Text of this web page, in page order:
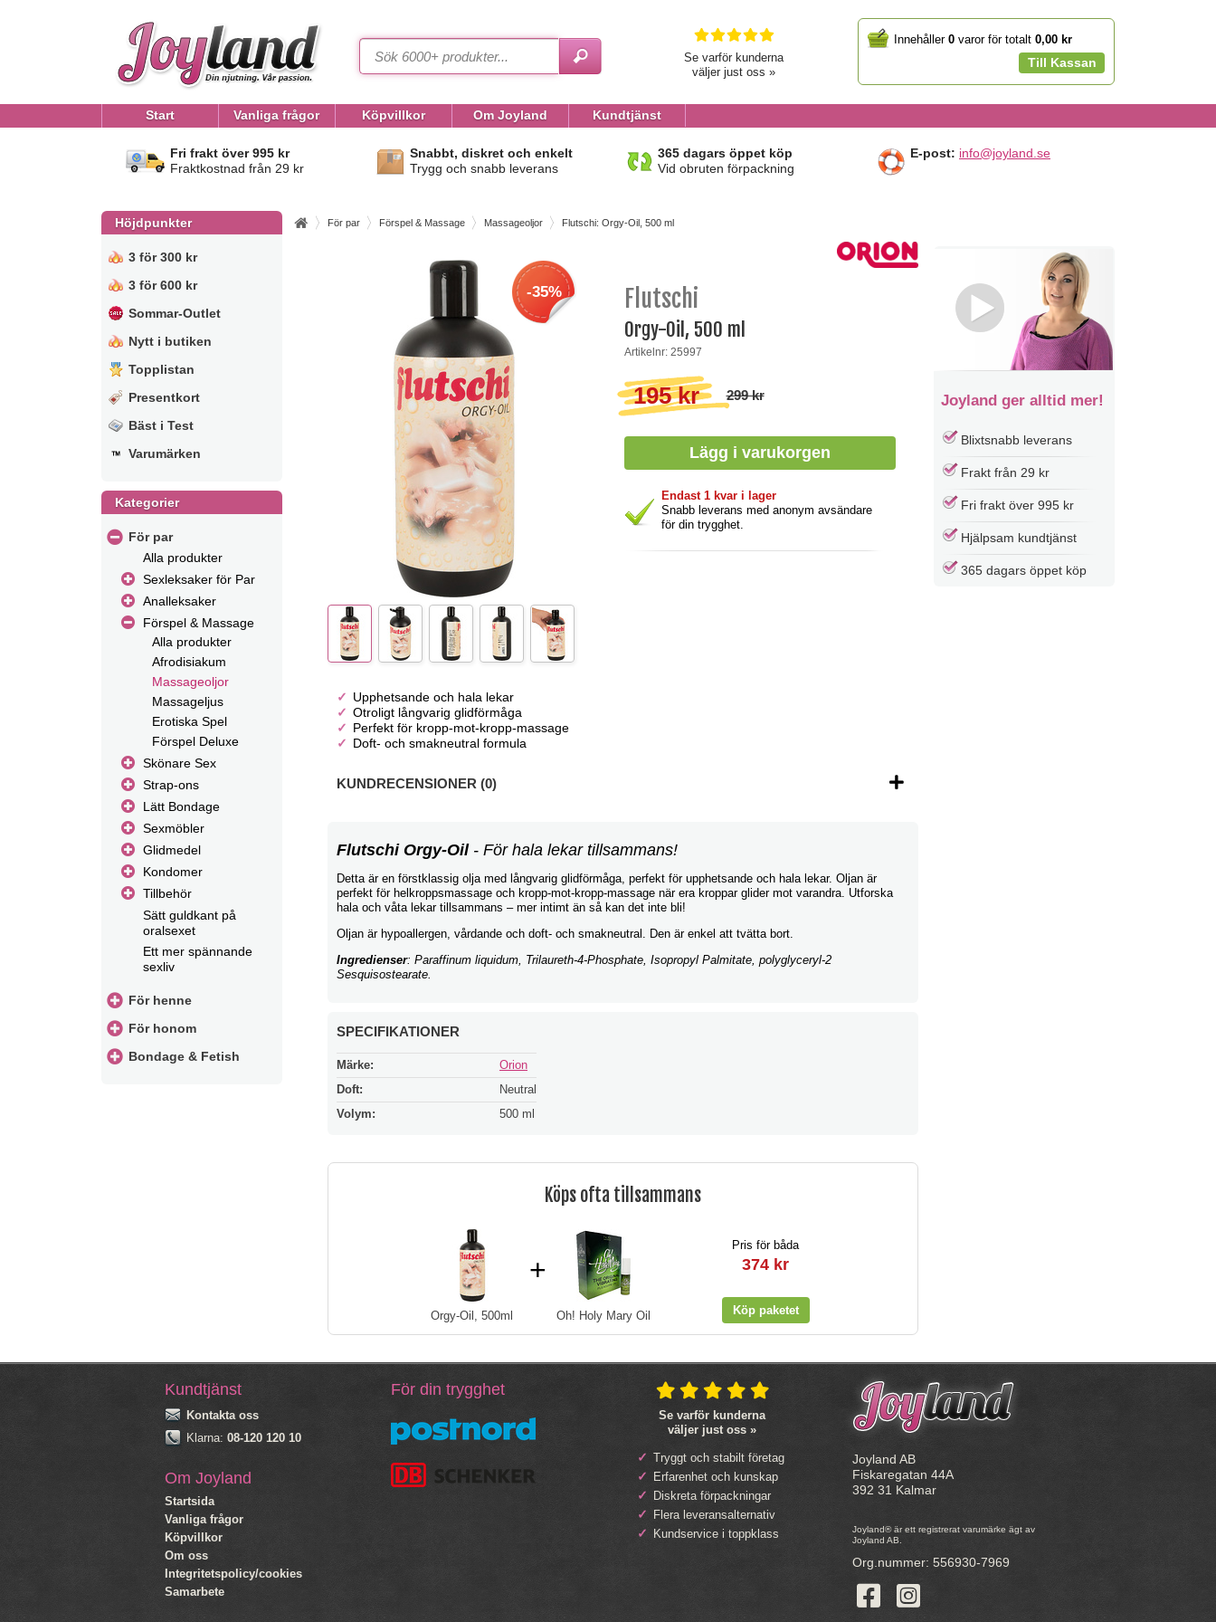
Se varför kunderna
väljer just oss »
YourInnehåller 0 varor för totalt 0,00 kr
Till Kassan
Start Vanliga frågor Köpvillkor Om Joyland Kundtjänst
Fri frakt över 995 kr
Fraktkostnad från 29 kr
Snabbt, diskret och enkelt
Trygg och snabb leverans
365 dagars öppet köp
Vid obruten förpackning
E-post: info@joyland.se
Höjdpunkter
3 för 300 kr
3 för 600 kr
Sommar-Outlet
Nytt i butiken
Topplistan
Presentkort
Bäst i Test
Varumärken
Kategorier
För par
Alla produkter
Sexleksaker för Par
Analleksaker
Förspel & Massage
Alla produkter
Afrodisiakum
Massageoljor
Massageljus
Erotiska Spel
Förspel Deluxe
Skönare Sex
Strap-ons
Lätt Bondage
Sexmöbler
Glidmedel
Kondomer
Tillbehör
Sätt guldkant på
oralsexet
Ett mer spännande
sexliv
För henne
För honom
Bondage & Fetish
För par Förspel & Massage Massageoljor Flutschi: Orgy-Oil, 500 ml
-35% Flutschi
Orgy-Oil, 500 ml
Artikelnr: 25997
195 kr 299 kr
Endast 1 kvar i lager
Snabb leverans med anonym avsändare
för din trygghet.
Upphetsande och hala lekar
Otroligt långvarig glidförmåga
Perfekt för kropp-mot-kropp-massage
Doft- och smakneutral formula
KUNDRECENSIONER (0)
Flutschi Orgy-Oil- För hala lekar tillsammans!
Detta är en förstklassig olja med långvarig glidförmåga, perfekt för upphetsande och hala lekar. Oljan är
perfekt för helkroppsmassage och kropp-mot-kropp-massage när era kroppar glider mot varandra. Utforska
hala och våta lekar tillsammans – mer intimt än så kan det inte bli!
Oljan är hypoallergen, vårdande och doft- och smakneutral. Den är enkel att tvätta bort.
Ingredienser: Paraffinum liquidum, Trilaureth-4-Phosphate, Isopropyl Palmitate, polyglyceryl-2
Sesquisostearate.
SPECIFIKATIONER
Märke:
Orion
Doft:
Neutral
Volym:
500 ml
Köps ofta tillsammans
Orgy-Oil, 500ml
+
Oh! Holy Mary Oil
Pris för båda
374 kr
Joyland ger alltid mer!
Blixtsnabb leverans
Frakt från 29 kr
Fri frakt över 995 kr
Hjälpsam kundtjänst
365 dagars öppet köp
Kundtjänst
Kontakta oss
Klarna: 08-120 120 10
Om Joyland
Startsida
Vanliga frågor
Köpvillkor
Om oss
Integritetspolicy/cookies
Samarbete
För din trygghet
Se varför kunderna
väljer just oss »
Tryggt och stabilt företag
Erfarenhet och kunskap
Diskreta förpackningar
Flera leveransalternativ
Kundservice i toppklass
Joyland AB
Fiskaregatan 44A
392 31 Kalmar
Joyland® är ett registrerat varumärke ägt av
Joyland AB.
Org.nummer: 556930-7969